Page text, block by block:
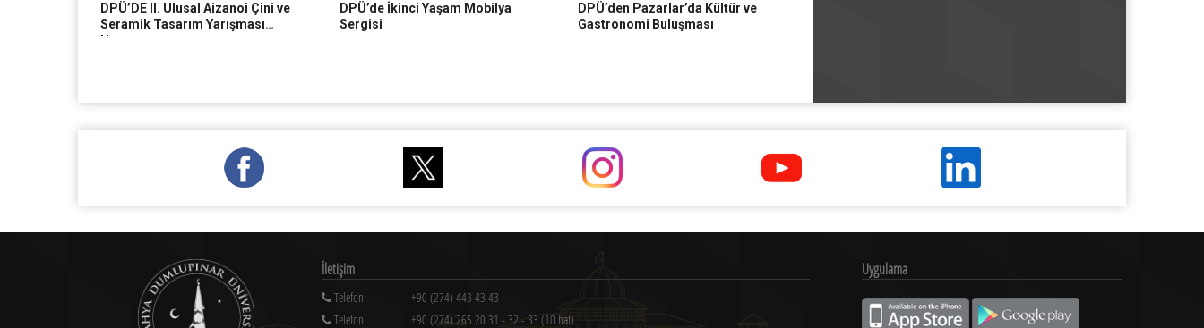
DPÜ’DE II. Ulusal Aizanoi Çini ve
Seramik Tasarım Yarışması
Heyecanı
DPÜ’de İkinci Yaşam Mobilya
Sergisi
DPÜ’den Pazarlar’da Kültür ve
Gastronomi Buluşması
İletişim
Telefon
+90 (274) 443 43 43
Telefon
+90 (274) 265 20 31 - 32 - 33 (10 hat)
Uygulama